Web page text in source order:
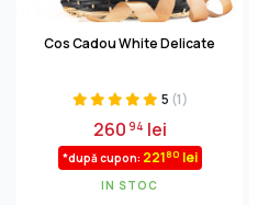
Cos Cadou White Delicate
5 (1)
26094 lei
*după cupon: 22180 lei
IN STOC